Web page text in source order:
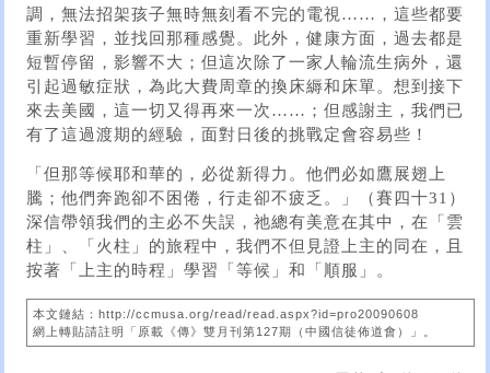
調，無法招架孩子無時無刻看不完的電視……，這些都要
重新學習，並找回那種感覺。此外，健康方面，過去都是
短暫停留，影響不大；但這次除了一家人輪流生病外，還
引起過敏症狀，為此大費周章的換床縟和床單。想到接下
來去美國，這一切又得再來一次……；但感謝主，我們已
有了這過渡期的經驗，面對日後的挑戰定會容易些！
「但那等候耶和華的，必從新得力。他們必如鷹展翅上
騰；他們奔跑卻不困倦，行走卻不疲乏。」（賽四十31）
深信帶領我們的主必不失誤，祂總有美意在其中，在「雲
柱」、「火柱」的旅程中，我們不但見證上主的同在，且
按著「上主的時程」學習「等候」和「順服」。
本文鏈結：http://ccmusa.org/read/read.aspx?id=pro20090608
網上轉貼請註明「原載《傳》雙月刊第127期（中國信徒佈道會）」。